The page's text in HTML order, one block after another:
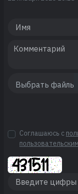
Соглашаюсь с